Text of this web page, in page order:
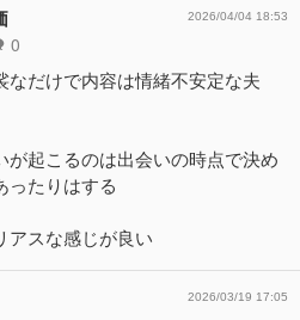
0
2026/04/04 18:53
なだけで内容は情緒不安定な夫
が起こるのは出会いの時点で決め
ったりはする
アスな感じが良い
2026/03/19 17:05